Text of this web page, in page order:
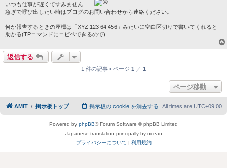
いつも仕事が遅くてすみません……
急ぎで呼び出したい時はブログのお問い合わせから連絡ください。
何か報告するときの座標は「XYZ:123 64 456」みたいに空白区切りで書いてくれると
助かる(TPコマンドにコピペできるので)
返信する
1 件の記事 • ページ 1 ／ 1
ページ移動
AMiT 掲示板トップ All times are UTC+09:00
掲示板の cookie を消去する
Powered by phpBB® Forum Software © phpBB Limited
Japanese translation principally by ocean
プライバシーについて | 利用規約